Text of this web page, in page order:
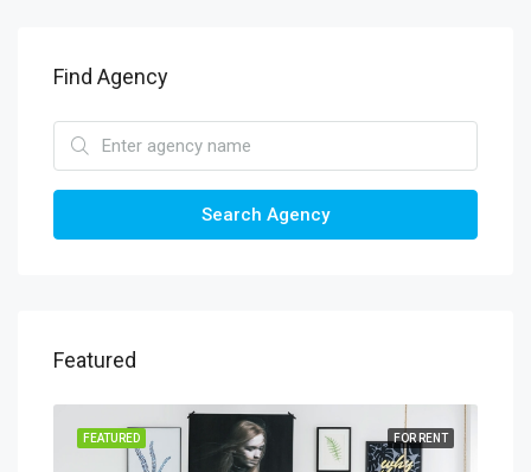
Find Agency
Search Agency
Featured
FOR RENT
FEATURED